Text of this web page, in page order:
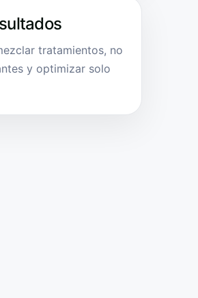
tratamientos, no
y optimizar solo